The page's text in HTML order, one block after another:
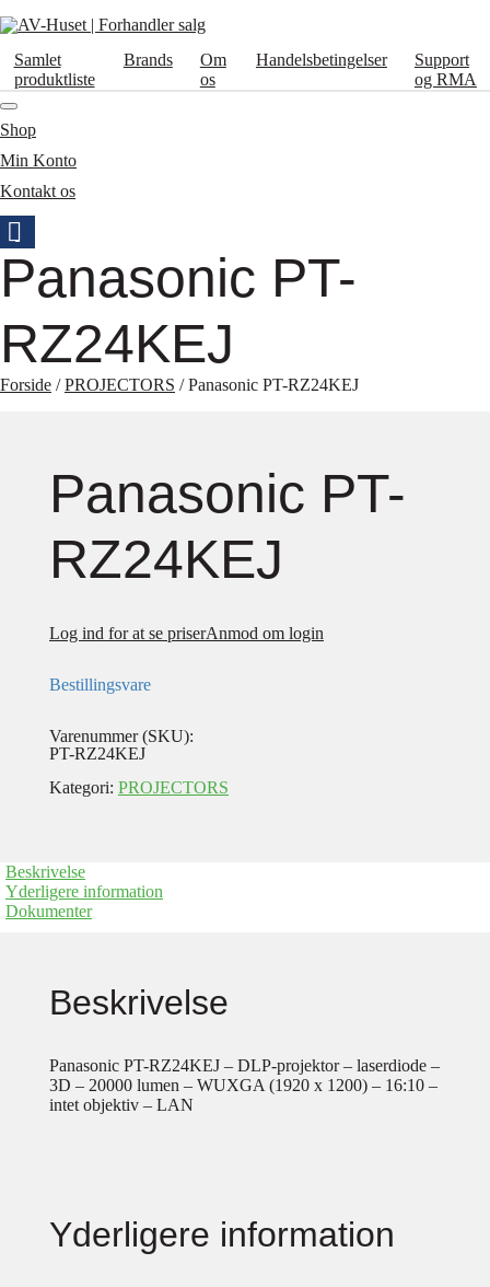
Samlet
produktliste
Brands
Om
os
Handelsbetingelser
Support
og RMA
Shop
Min Konto
Kontakt os
Panasonic PT-
RZ24KEJ
Forside /PROJECTORS / Panasonic PT-RZ24KEJ
Panasonic PT-
RZ24KEJ
Log ind for at se priserAnmod om login
Bestillingsvare
Varenummer (SKU):
PT-RZ24KEJ
Kategori: PROJECTORS
Beskrivelse
Yderligere information
Dokumenter
Beskrivelse
Panasonic PT-RZ24KEJ – DLP-projektor – laserdiode –
3D – 20000 lumen – WUXGA (1920 x 1200) – 16:10 –
intet objektiv – LAN
Yderligere information